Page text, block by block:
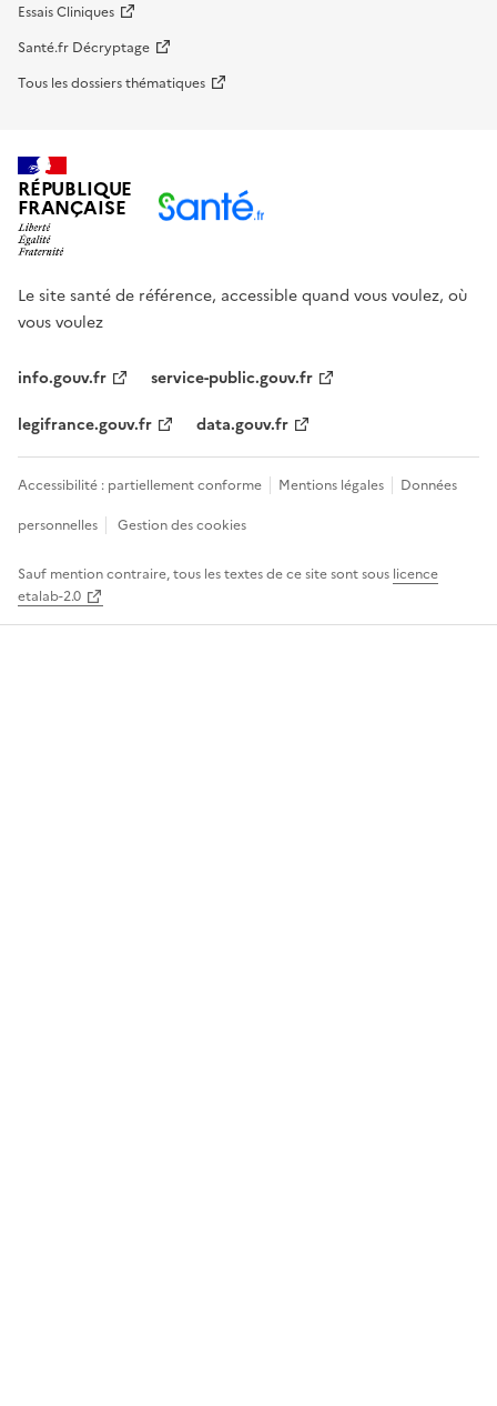
Essais Cliniques
Santé.fr Décryptage
Tous les dossiers thématiques
RÉPUBLIQUE
FRANÇAISE
Le site santé de référence, accessible quand vous voulez, où
vous voulez
info.gouv.fr
service-public.gouv.fr
legifrance.gouv.fr
data.gouv.fr
Accessibilité : partiellement conforme Mentions légales
Données
personnelles
Gestion des cookies
Sauf mention contraire, tous les textes de ce site sont sous licence
etalab-2.0